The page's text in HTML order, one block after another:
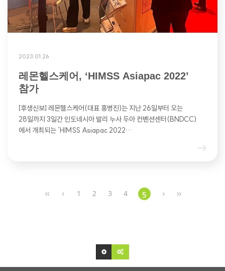
2023.01.26
레몬헬스케어, ‘HIMSS Asiapac 2022’
참가
【후생신보】 레몬헬스케어(대표 홍병진)는 지난 26일부터 오는
28일까지 3일간 인도네시아 발리 누사 두아 컨벤션센터(BNDCC)
에서 개최되는 ‘HIMSS Asiapac 2022…
1 2 3 4 5